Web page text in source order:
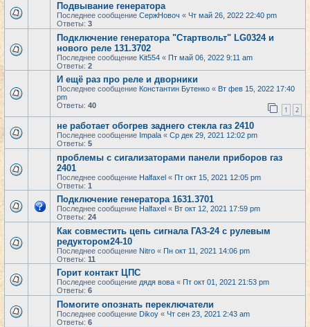
Подвывание генератора
Последнее сообщение СержНовоч « Чт май 26, 2022 22:40 pm
Ответы: 3
Подключение генератора "Cтартвольт" LG0324 и
нового реле 131.3702
Последнее сообщение Kit554 « Пт май 06, 2022 9:11 am
Ответы: 2
И ещё раз про реле и дворники
Последнее сообщение Константин Бутенко « Вт фев 15, 2022 17:40
pm
Ответы: 40 1 2
не работает обогрев заднего стекла газ 2410
Последнее сообщение Impala « Ср дек 29, 2021 12:02 pm
Ответы: 5
проблемы с сигализаторами панели приборов газ
2401
Последнее сообщение Halfaxel « Пт окт 15, 2021 12:05 pm
Ответы: 1
Подключение генератора 1631.3701
Последнее сообщение Halfaxel « Вт окт 12, 2021 17:59 pm
Ответы: 24
Как совместить цепь сигнала ГАЗ-24 с рулевым
редуктором24-10
Последнее сообщение Nitro « Пн окт 11, 2021 14:06 pm
Ответы: 11
Горит контакт ЦПС
Последнее сообщение дядя вова « Пт окт 01, 2021 21:53 pm
Ответы: 6
Помогите опознать переключатели
Последнее сообщение Dikoy « Чт сен 23, 2021 2:43 am
Ответы: 6